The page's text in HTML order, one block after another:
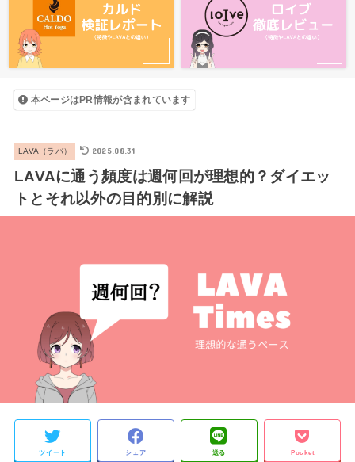
本ページはPR情報が含まれています
LAVA（ラバ） 2025.08.31
LAVAに通う頻度は週何回が理想的？ダイエッ
トとそれ以外の目的別に解説
ツイート シェア 送る Pocket